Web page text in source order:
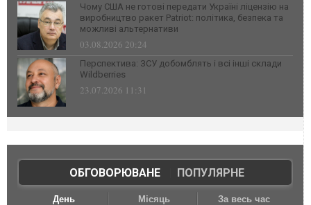
Чому США не готові передати Україні ліцензію на
виробництво ракет Patriot: політика, безпека та
можливі альтернативи
03.08.2026 20:24
Перспектива: ЗСУ добомблять і всі інші склади
Wildberries
23.07.2026 11:31
ОБГОВОРЮВАНЕ| ПОПУЛЯРНЕ
День Місяць За весь час